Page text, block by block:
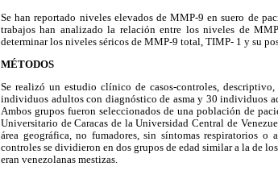
Se han reportado niveles elevados de MMP-9 en suero de
trabajos han analizado la relación entre los niveles de
determinar los niveles séricos de MMP-9 total, TIMP- 1 y su
MÉTODOS
Se realizó un estudio clínico de casos-controles,
individuos adultos con diagnóstico de asma y 30 individuos
Ambos grupos fueron seleccionados de una población de
Universitario de Caracas de la Universidad Central de
área geográfica, no fumadores, sin síntomas respiratorios o
controles se dividieron en dos grupos de edad similar a la de
eran venezolanas mestizas.